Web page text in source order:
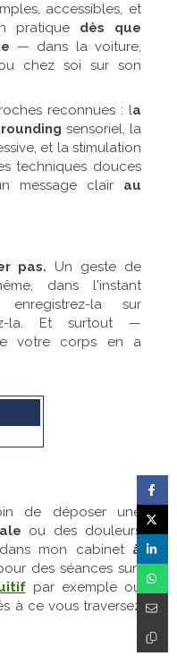
accessibles, et
pratique dès que
— dans la voiture,
chez soi sur son
reconnues : la
sensoriel, la
et la stimulation
techniques douces
message clair au
pas. Un geste de
dans l'instant
la sur
la. Et surtout —
votre corps en a
de déposer une
ou des douleurs
mon cabinet à
des séances sur-
par exemple ou
à ce vous traversez